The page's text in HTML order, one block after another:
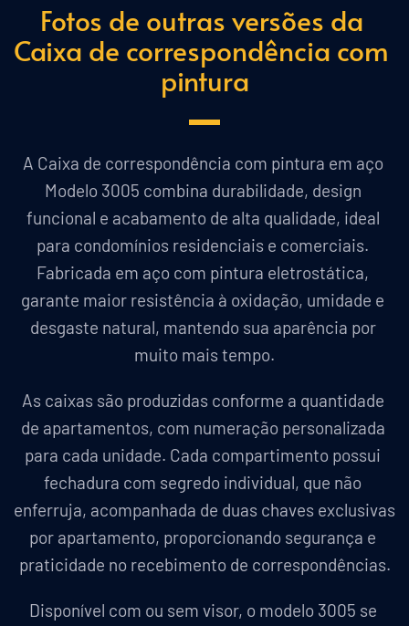
Fotos de outras versões da
Caixa de correspondência com
pintura
A Caixa de correspondência com pintura em aço
Modelo 3005 combina durabilidade, design
funcional e acabamento de alta qualidade, ideal
para condomínios residenciais e comerciais.
Fabricada em aço com pintura eletrostática,
garante maior resistência à oxidação, umidade e
desgaste natural, mantendo sua aparência por
muito mais tempo.
As caixas são produzidas conforme a quantidade
de apartamentos, com numeração personalizada
para cada unidade. Cada compartimento possui
fechadura com segredo individual, que não
enferruja, acompanhada de duas chaves exclusivas
por apartamento, proporcionando segurança e
praticidade no recebimento de correspondências.
Disponível com ou sem visor, o modelo 3005 se